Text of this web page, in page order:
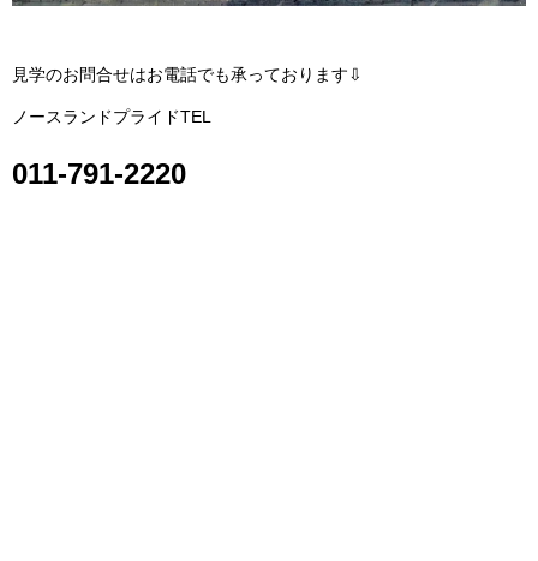
見学のお問合せはお電話でも承っております⇩
ノースランドプライドTEL
011-791-2220